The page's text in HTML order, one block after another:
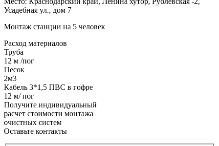
Усадебная ул., дом 7
Монтаж станции на 5 человек
Расход материалов
Труба
12 м /пог
Песок
2м3
Кабель 3*1,5 ПВС в гофре
12 м/ пог
Получите индивидуальный
расчет стоимости монтажа
очистных систем
Оставьте контакты